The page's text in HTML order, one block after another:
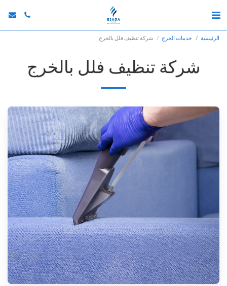
الرئيسية خدمات الخرج شركة تنظيف فلل بالخرج
شركة تنظيف فلل بالخرج